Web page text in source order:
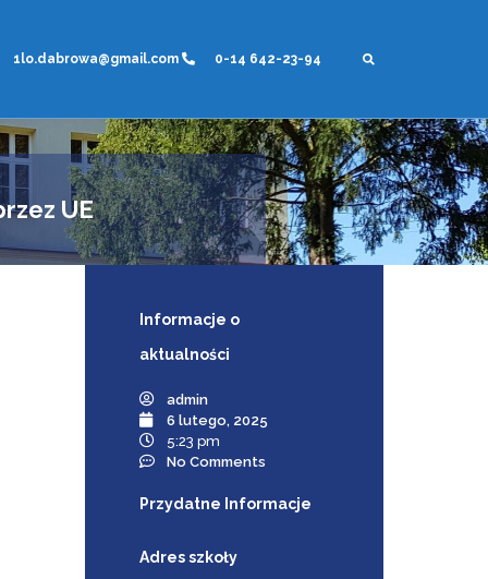
1lo.dabrowa@gmail.com 0-14 642-23-94
UE
Informacje o
aktualności
admin
6 lutego, 2025
5:23 pm
No Comments
Przydatne Informacje
Adres szkoły